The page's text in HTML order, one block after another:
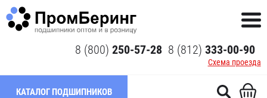
8 (800) 250-57-28 8 (812) 333-00-90
Схема проезда
КАТАЛОГ ПОДШИПНИКОВ